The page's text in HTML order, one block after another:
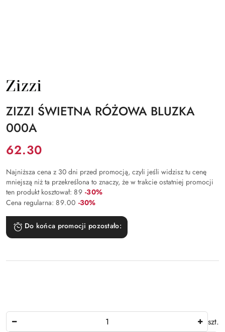
NAZWA
PRODUCENTA:
ZIZZI ŚWIETNA RÓŻOWA BLUZKA
000A
Cena:
62.30
Najniższa cena z 30 dni przed promocją, czyli jeśli widzisz tu cenę
mniejszą niż ta przekreślona to znaczy, że w trakcie ostatniej promocji
ten produkt kosztował: 89 Rabat:
-30%
Cena regularna: 89.00 Rabat:
-30%
Do końca promocji pozostało:
szt.